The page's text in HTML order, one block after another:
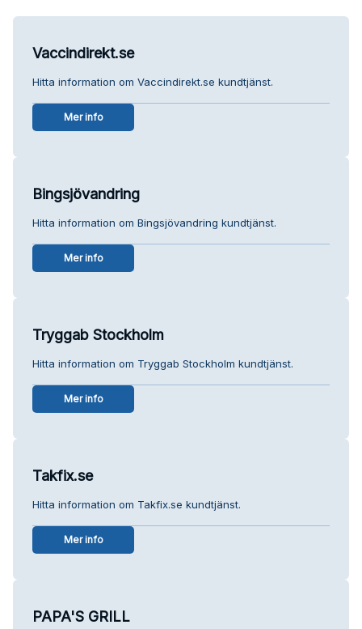
Vaccindirekt.se
Hitta information om Vaccindirekt.se kundtjänst.
Mer info
Bingsjövandring
Hitta information om Bingsjövandring kundtjänst.
Mer info
Tryggab Stockholm
Hitta information om Tryggab Stockholm kundtjänst.
Mer info
Takfix.se
Hitta information om Takfix.se kundtjänst.
Mer info
PAPA'S GRILL